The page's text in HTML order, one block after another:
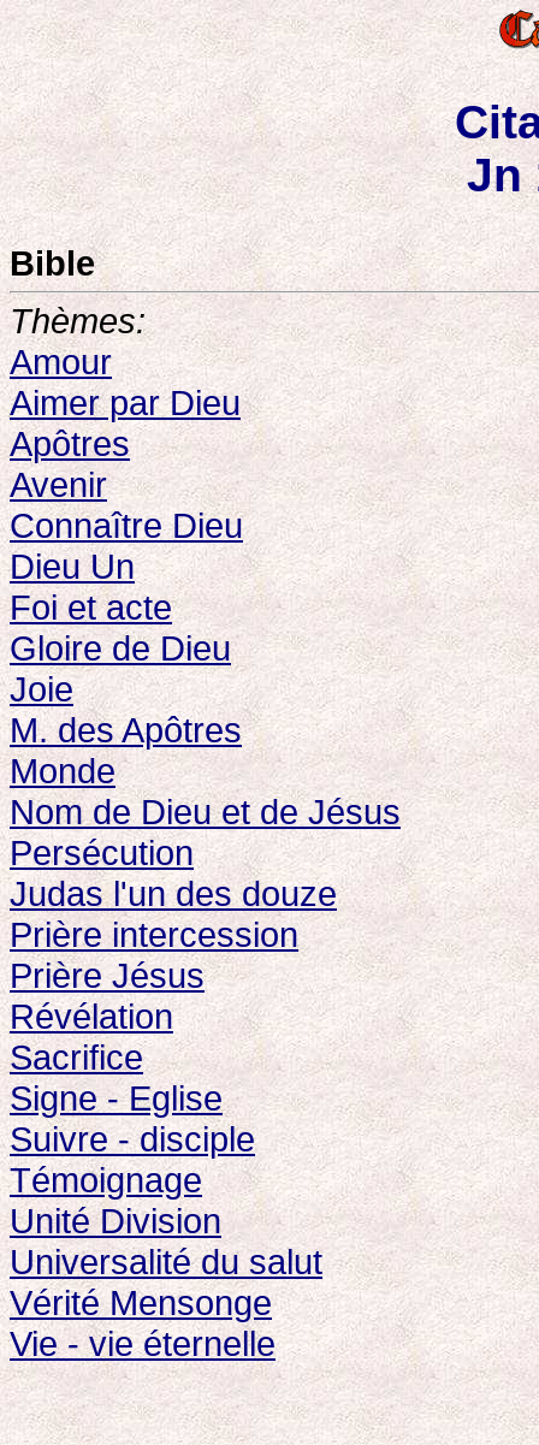
Jn
Bible
Thèmes:
Amour
Aimer par Dieu
Apôtres
Avenir
Connaître Dieu
Dieu Un
Foi et acte
Gloire de Dieu
Joie
M. des Apôtres
Monde
Nom de Dieu et de Jésus
Persécution
Judas l'un des douze
Prière intercession
Prière Jésus
Révélation
Sacrifice
Signe - Eglise
Suivre - disciple
Témoignage
Unité Division
Universalité du salut
Vérité Mensonge
Vie - vie éternelle